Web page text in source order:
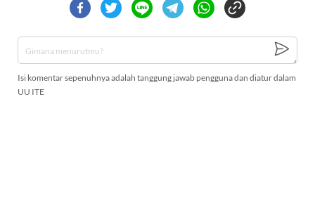
Isi komentar sepenuhnya adalah tanggung jawab pengguna dan diatur dalam
UU ITE